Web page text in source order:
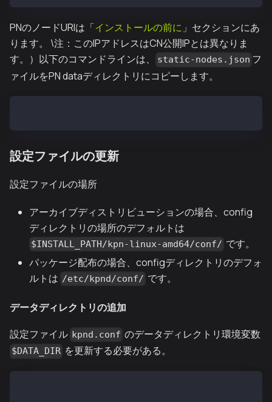
PNのノードURIは「インストールの前に 」セクションにあ
ります。 \注：このIPアドレスはCN公開IPとは異なりま
す。）以下のコマンドラインは、
static-nodes.json フ
ァイルをPN dataディレクトリにコピーします。
設定ファイルの更新
設定ファイルの場所
アーカイブディストリビューションの場合、config
ディレクトリの場所のデフォルトは
$INSTALL_PATH/kpn-linux-amd64/conf/ です。
パッケージ配布の場合、configディレクトリのデフォ
ルトは /etc/kpnd/conf/ です。
データディレクトリの追加
設定ファイル kpnd.conf のデータディレクトリ環境変数
$DATA_DIR を更新する必要がある。